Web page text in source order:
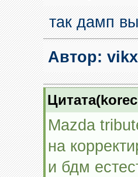
так дамп
Автор: vikx
Mazda
на
и бдм